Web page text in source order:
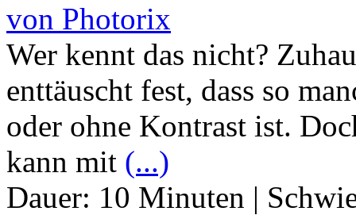
von Photorix
Wer kennt das nicht?
enttäuscht fest, dass so
oder ohne Kontrast ist.
kann mit (...)
Dauer: 10 Minuten |